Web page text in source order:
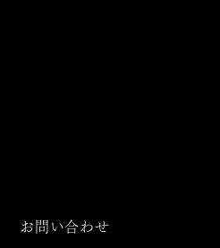
お問い合わせ